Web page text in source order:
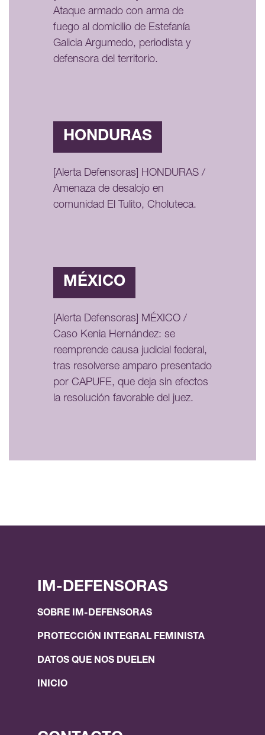
Ataque armado con arma de
fuego al domicilio de Estefanía
Galicia Argumedo, periodista y
defensora del territorio.
HONDURAS
[Alerta Defensoras] HONDURAS /
Amenaza de desalojo en
comunidad El Tulito, Choluteca.
MÉXICO
[Alerta Defensoras] MÉXICO /
Caso Kenia Hernández: se
reemprende causa judicial federal,
tras resolverse amparo presentado
por CAPUFE, que deja sin efectos
la resolución favorable del juez.
IM-DEFENSORAS
SOBRE IM-DEFENSORAS
PROTECCIÓN INTEGRAL FEMINISTA
DATOS QUE NOS DUELEN
INICIO